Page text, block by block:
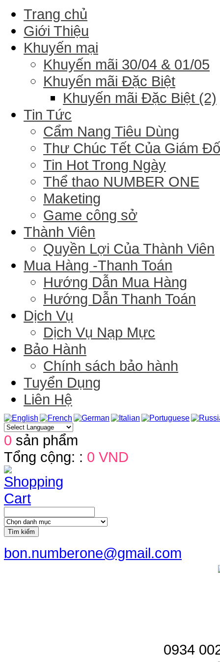
Trang chủ
Giới Thiệu
Khuyến mại
Khuyến mãi 30/04 & 01/05
Khuyến mãi Đặc Biệt
Khuyến mãi Đặc Biệt (2)
Tin Tức
Cẩm Nang Tiêu Dùng
Thư Chúc Tết Của Giám
Tin Hot Trong Ngày
Thể thao NUMBER ONE
Maketing
Game công sở
Thành Viên
Quyền Lợi Của Thành Viên
Mua Hàng -Thanh Toán
Hướng Dẫn Mua Hàng
Hướng Dẫn Thanh Toán
Dịch Vụ
Dịch Vụ Nạp Mực
Bảo Hành
Chính sách bảo hành
Tuyển Dụng
Liên Hệ
0 sản phẩm
Tổng cộng: : 0 VND
Tìm kiếm
bon.numberone@gmail.com
0934